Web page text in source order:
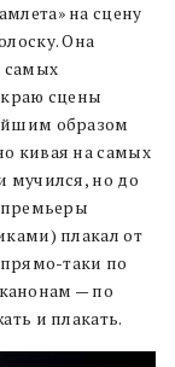
на сцену
Она
самых
сцены
образом
кивая на самых
мучился, но до
премьеры
плакал от
таки по
— по
и плакать.